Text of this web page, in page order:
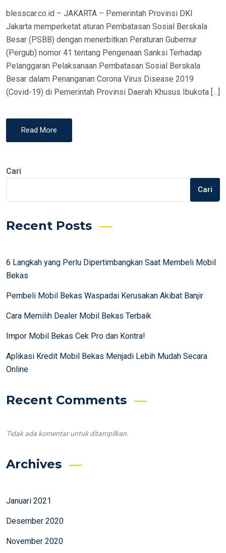
blesscar.co.id – JAKARTA – Pemerintah Provinsi DKI
Jakarta memperketat aturan Pembatasan Sosial Berskala
Besar (PSBB) dengan menerbitkan Peraturan Gubernur
(Pergub) nomor 41 tentang Pengenaan Sanksi Terhadap
Pelanggaran Pelaksanaan Pembatasan Sosial Berskala
Besar dalam Penanganan Corona Virus Disease 2019
(Covid-19) di Pemerintah Provinsi Daerah Khusus Ibukota […]
Read More
Cari
Cari
Recent Posts
6 Langkah yang Perlu Dipertimbangkan Saat Membeli Mobil
Bekas
Pembeli Mobil Bekas Waspadai Kerusakan Akibat Banjir
Cara Memilih Dealer Mobil Bekas Terbaik
Impor Mobil Bekas Cek Pro dan Kontra!
Aplikasi Kredit Mobil Bekas Menjadi Lebih Mudah Secara
Online
Recent Comments
Tidak ada komentar untuk ditampilkan.
Archives
Januari 2021
Desember 2020
November 2020